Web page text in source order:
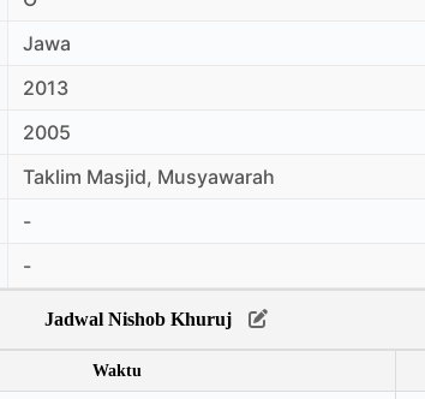
Jawa
2013
2005
Taklim Masjid, Musyawarah
-
-
Jadwal Nishob Khuruj
Waktu